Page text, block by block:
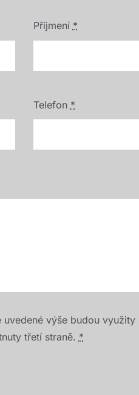
Příjmení *
Telefon *
výše budou
třetí straně. *